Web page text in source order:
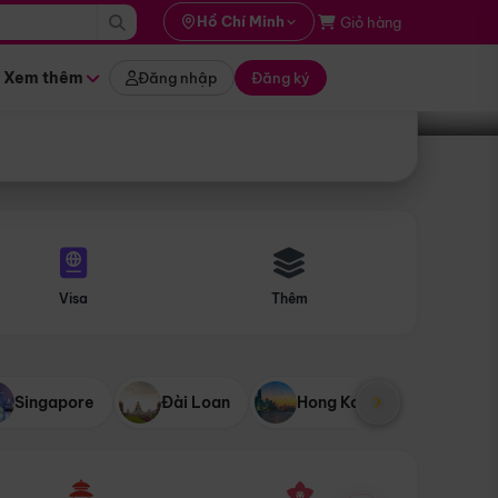
Hồ Chí Minh Giỏ hàng
Xem thêm Đăng nhập Đăng ký
Tìm tour
Visa Thêm
Singapore Đài Loan Hong Kong